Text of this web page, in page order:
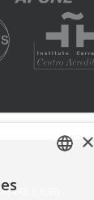
(UGR)
×